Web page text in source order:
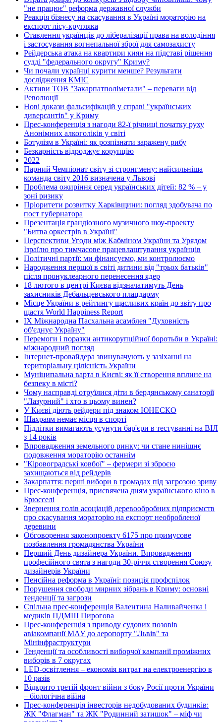
"не працює" реформа державної служби
Реакція бізнесу на скасування в Україні мораторію на
експорт лісу-кругляка
Ставлення українців до лібералізації права на володіння
і застосування вогнепальної зброї для самозахисту
Рейдерська атака на квартири киян на підставі рішення
судді "федерального округу" Криму?
Чи почали українці курити менше? Результати
дослідження КМІС
Активи ТОВ "Закарпатполіметали" – переваги від
Революції
Нові докази фальсифікацій у справі "українських
диверсантів" у Криму
Прес-конференція з нагоди 82-ї річниці початку руху
Анонімних алкоголіків у світі
Ботулізм в Україні: як розпізнати заражену рибу
Безкарність відроджує корупцію
2022
Парний Чемпіонат світу зі стронгмену: найсильніша
команда світу 2016 визначена у Львові
Проблема ожиріння серед українських дітей: 82 % – у
зоні ризику
Пріоритети розвитку Харківщини: погляд здобувача по
пост губернатора
Презентація грандіозного музичного шоу-проекту
"Битва оркестрів в Україні"
Перспективи Угоди між Кабміном України та Урядом
Ізраїлю про тимчасове працевлаштування українців
Політичні партії: ми фінансуємо, ми контролюємо
Народження першої в світі дитини від "трьох батьків"
після пронуклеарного перенесення ядер
18 лютого в центрі Києва відзначатимуть День
захисників Дебальцевського плацдарму
Місце України в рейтингу щасливих країн до звіту про
щастя World Happiness Report
ІХ Міжнародна Пасхальна асамблея "Духовність
об'єднує Україну"
Перемоги і поразки антикорупційної боротьби в Україні:
міжнародний погляд
Інтернет-провайдера звинувачують у зазіханні на
територіальну цілісність України
Муніципальна варта в Києві: як її створення вплине на
безпеку в місті?
Чому насправді отруїлися діти в бердянському санаторії
"Лазурний" і хто в цьому винен?
У Києві діють рейдери під знаком ЮНЕСКО
Шахраям немає місця в спорті
Підлітки вимагають усунути бар'єри в тестуванні на ВІЛ
з 14 років
Впровадження земельного ринку: чи стане нинішнє
подовження мораторію останнім
"Кіровоградські ковбої" – фермери зі зброєю
захищаються від рейдерів
Закарпаття: перші вибори в громадах під загрозою зриву
Прес-конференція, присвячена дням українського кіно в
Брюсселі
Звернення голів асоціацій деревообробних підприємств
про скасування мораторію на експорт необробленої
деревини
Обговорення законопроекту 6175 про примусове
позбавлення громадянства України
Перший День дизайнера України. Впровадження
професійного свята з нагоди 30-річчя створення Союзу
дизайнерів України
Пенсійна реформа в Україні: позиція профспілок
Порушення свободи мирних зібрань в Криму: основні
тенденції та загрози
Спільна прес-конференція Валентина Наливайченка і
медиків ПДМШ Пирогова
Прес-конференція з приводу судових позовів
авіакомпанії МАУ до аеропорту "Львів" та
Мінінфраструктури
Тенденції та особливості виборчої кампанії проміжних
виборів в 7 округах
LED-освітлення – економія витрат на електроенергію в
10 разів
Відкрито третій фронт війни з боку Росії проти України
– біологічна війна
Прес-конференція інвесторів недобудованих будинків:
ЖК "Флагман" та ЖК "Родинний затишок" – міф чи